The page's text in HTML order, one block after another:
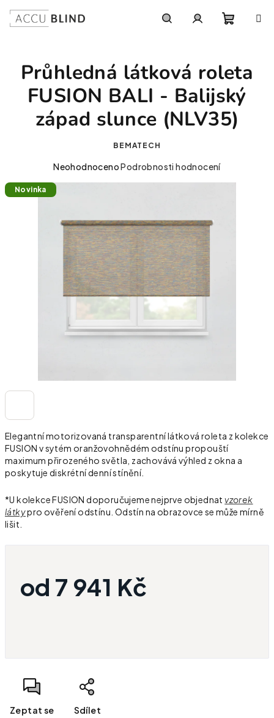
Elegantní motorizovaná transparentní látková roleta z kolekce
FUSION v sytém oranžovohnědém odstínu propouští
maximum přirozeného světla, zachovává výhled z okna a
poskytuje diskrétní denní stínění.
*U kolekce FUSION doporučujeme nejprve objednatvzorek
látkypro ověření odstínu. Odstín na obrazovce se může mírně
lišit.
od 7 941 Kč
Měrná cena:
Zeptat se Sdílet
Průhledná látková roleta
FUSION BALI - Balijský
západ slunce (NLV35)
BEMATECH
Průměrné hodnocení produktu je 0,0 z 5 hvězdiček.
NeohodnocenoPodrobnosti hodnocení
Novinka